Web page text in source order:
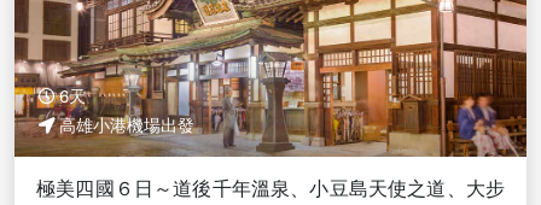
6天
高雄小港機場出發
極美四國６日～道後千年溫泉、小豆島天使之道、大步